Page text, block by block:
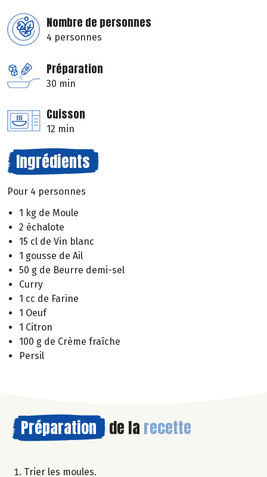
Nombre de personnes
4 personnes
Préparation
30 min
Cuisson
12 min
Ingrédients
Pour 4 personnes
1 kg de Moule
2 échalote
15 cl de Vin blanc
1 gousse de Ail
50 g de Beurre demi-sel
Curry
1 cc de Farine
1 Oeuf
1 Citron
100 g de Crème fraîche
Persil
Préparation de la recette
Trier les moules.